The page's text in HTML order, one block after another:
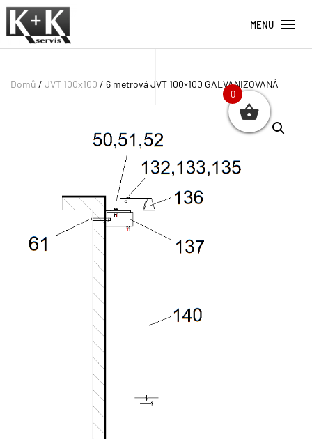
MENU
Domů / JVT 100x100 / 6 metrová JVT 100×100 GALVANIZOVANÁ
0